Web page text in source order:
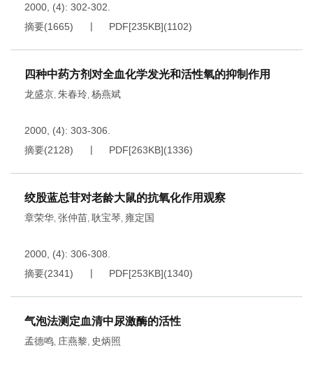
2000, (4): 302-302.
摘要(1665) PDF[235KB](1102)
四种中药方剂对全血化学发光和活性氧的抑制作用
龙盛京, 朱春玲, 杨燕斌
2000, (4): 303-306.
摘要(2128) PDF[263KB](1336)
绞股蓝总苷对老龄大鼠的抗氧化作用观察
章荣华, 张仲苗, 耿宝琴, 雍定国
2000, (4): 306-308.
摘要(2341) PDF[253KB](1340)
气泡法测定血清中尿激酶的活性
孟德鸣, 庄燕黎, 史炳照